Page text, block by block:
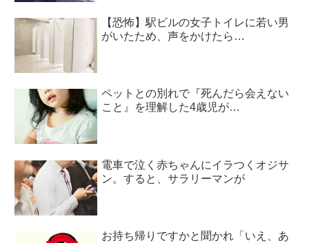
【恐怖】駅ビルの女子トイレに若い男
がいたため、声をかけたら…
ペットとの別れで『死んだら会えない
こと』を理解した4歳児が…
電車で泣く赤ちゃんにイラつくオジサ
ン。すると、サラリーマンが
お持ち帰りですかと聞かれ「いえ、あ